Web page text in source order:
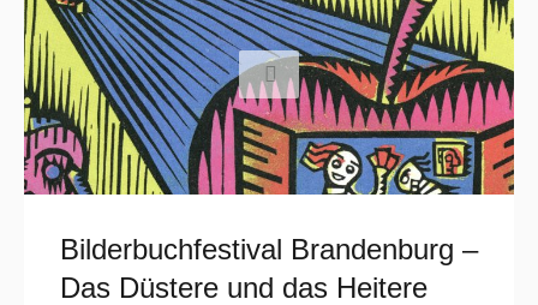
Bilderbuchfestival Brandenburg –
Das Düstere und das Heitere